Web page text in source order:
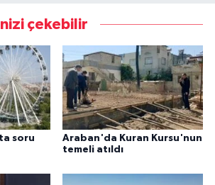
çekebilir
soru
Araban'da Kuran Kursu'nun
temeli atıldı